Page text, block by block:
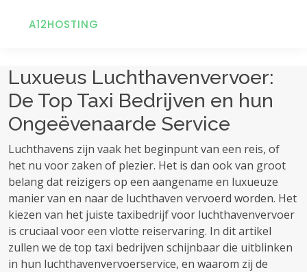
A12HOSTING
Luxueus Luchthavenvervoer:
De Top Taxi Bedrijven en hun
Ongeëvenaarde Service
Luchthavens zijn vaak het beginpunt van een reis, of
het nu voor zaken of plezier. Het is dan ook van groot
belang dat reizigers op een aangename en luxueuze
manier van en naar de luchthaven vervoerd worden. Het
kiezen van het juiste taxibedrijf voor luchthavenvervoer
is cruciaal voor een vlotte reiservaring. In dit artikel
zullen we de top taxi bedrijven schijnbaar die uitblinken
in hun luchthavenvervoerservice, en waarom zij de